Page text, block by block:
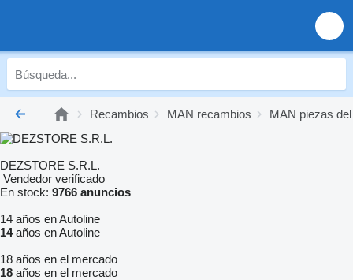
Recambios MAN recambios MAN piezas
DEZSTORE S.R.L.
Vendedor verificado
En stock: 9766 anuncios
14 años en Autoline
14años en Autoline
18 años en el mercado
18 años en el mercado